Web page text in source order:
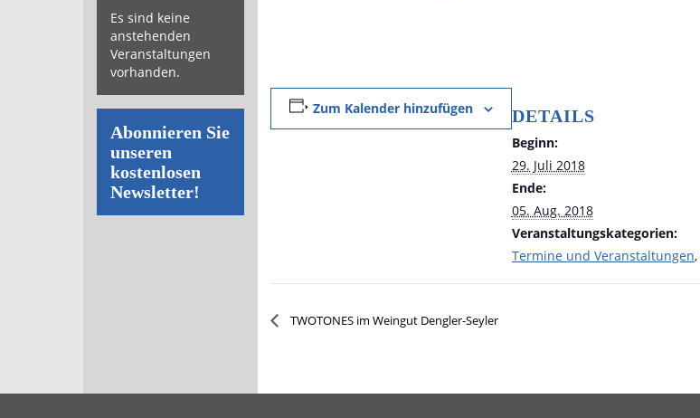
Es sind keine
anstehenden
Veranstaltungen
vorhanden.
Abonnieren Sie
unseren
kostenlosen
Newsletter!
Zum Kalender hinzufügen DETAILS
Beginn:
29. Juli 2018
Ende:
05. Aug. 2018
Veranstaltungskategorien:
Termine und Veranstaltungen,
TWOTONES im Weingut Dengler-Seyler